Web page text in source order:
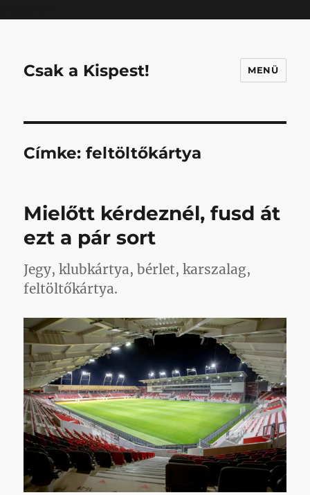
Csak a Kispest! MENÜ
Címke:feltöltőkártya
Mielőtt kérdeznél, fusd át
ezt a pár sort
Jegy, klubkártya, bérlet, karszalag,
feltöltőkártya.